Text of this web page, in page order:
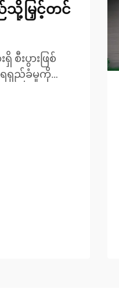
ည်သို့မြှင့်တင်
စီးပွားဖြစ်
ေရှည်ခံမှုကို
စိန်ခေါ်မှုများ